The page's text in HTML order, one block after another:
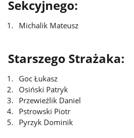
Sekcyjnego:
Michalik Mateusz
Starszego Strażaka:
Goc Łukasz
Osiński Patryk
Przewieźlik Daniel
Pstrowski Piotr
Pyrzyk Dominik